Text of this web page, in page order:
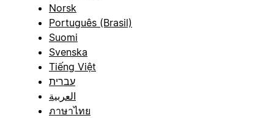
Norsk
Português (Brasil)
Suomi
Svenska
Tiếng Việt
עברית
العربية
ภาษาไทย